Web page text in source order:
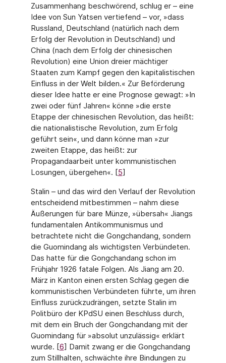
Zusammenhang beschwörend, schlug er – eine
Idee von Sun Yatsen vertiefend – vor, »dass
Russland, Deutschland (natürlich nach dem
Erfolg der Revolution in Deutschland) und
China (nach dem Erfolg der chinesischen
Revolution) eine Union dreier mächtiger
Staaten zum Kampf gegen den kapitalistischen
Einfluss in der Welt bilden.« Zur Beförderung
dieser Idee hatte er eine Prognose gewagt: »In
zwei oder fünf Jahren« könne »die erste
Etappe der chinesischen Revolution, das heißt:
die nationalistische Revolution, zum Erfolg
geführt sein«, und dann könne man »zur
zweiten Etappe, das heißt: zur
Propagandaarbeit unter kommunistischen
Losungen, übergehen«. [5]
Stalin – und das wird den Verlauf der Revolution
entscheidend mitbestimmen – nahm diese
Äußerungen für bare Münze, »übersah« Jiangs
fundamentalen Antikommunismus und
betrachtete nicht die Gongchandang, sondern
die Guomindang als wichtigsten Verbündeten.
Das hatte für die Gongchandang schon im
Frühjahr 1926 fatale Folgen. Als Jiang am 20.
März in Kanton einen ersten Schlag gegen die
kommunistischen Verbündeten führte, um ihren
Einfluss zurückzudrängen, setzte Stalin im
Politbüro der KPdSU einen Beschluss durch,
mit dem ein Bruch der Gongchandang mit der
Guomindang für »absolut unzulässig« erklärt
wurde. [6] Damit zwang er die Gongchandang
zum Stillhalten, schwächte ihre Bindungen zu